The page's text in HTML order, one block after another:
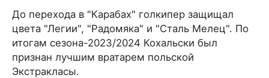
До перехода в "Карабах" голкипер защищал
цвета "Легии", "Радомяка" и "Сталь Мелец". По
итогам сезона-2023/2024 Кохальски был
признан лучшим вратарем польской
Экстракласы.